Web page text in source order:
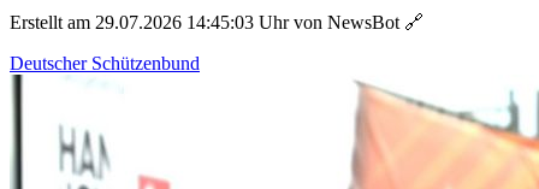
Erstellt am 29.07.2026 14:45:03 Uhr von NewsBot 🔗
Deutscher Schützenbund